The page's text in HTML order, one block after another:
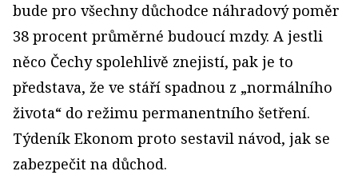
bude pro všechny důchodce náhradový poměr
38 procent průměrné budoucí mzdy. A jestli
něco Čechy spolehlivě znejistí, pak je to
představa, že ve stáří spadnou z „normálního
života“ do režimu permanentního šetření.
Týdeník Ekonom proto sestavil návod, jak se
zabezpečit na důchod.